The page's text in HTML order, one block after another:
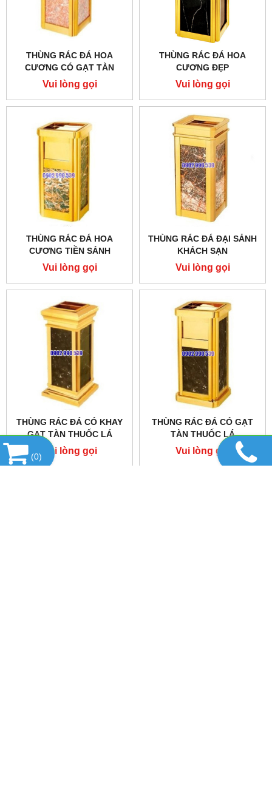
THÙNG RÁC ĐÁ HOA
CƯƠNG CÓ GẠT TÀN
THUỐC LÁ
Vui lòng gọi
THÙNG RÁC ĐÁ HOA
CƯƠNG ĐẸP
Vui lòng gọi
THÙNG RÁC ĐÁ HOA
CƯƠNG TIỀN SẢNH
Vui lòng gọi
THÙNG RÁC ĐÁ ĐẠI SẢNH
KHÁCH SẠN
Vui lòng gọi
THÙNG RÁC ĐÁ CÓ KHAY
GẠT TÀN THUỐC LÁ
Vui lòng gọi
THÙNG RÁC ĐÁ CÓ GẠT
TÀN THUỐC LÁ
Vui lòng gọi
(0)